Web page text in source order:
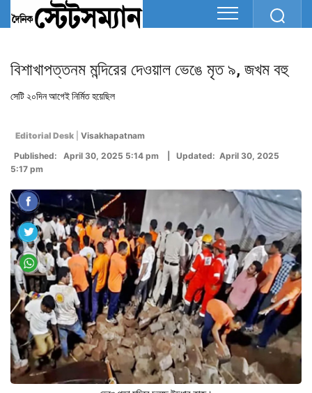
বিশাখাপত্তনম মন্দিরের দেওয়াল ভেঙে মৃত ৯, জখম বহু
সেটি ২০দিন আগেই নির্মিত হয়েছিল
Editorial Desk
Visakhapatnam
Published: April 30, 2025 5:14 pm | Updated: April 30, 2025
5:17 pm